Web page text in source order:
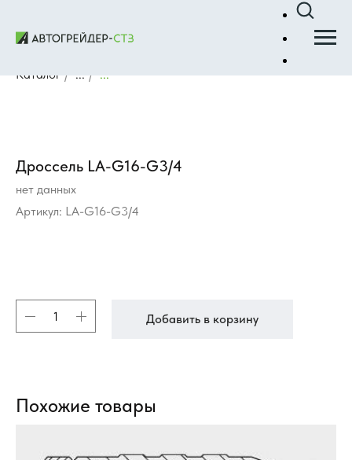
Каталог / ... / ...
Дроссель LA-G16-G3/4
нет данных
Артикул: LA-G16-G3/4
Добавить в корзину
Похожие товары